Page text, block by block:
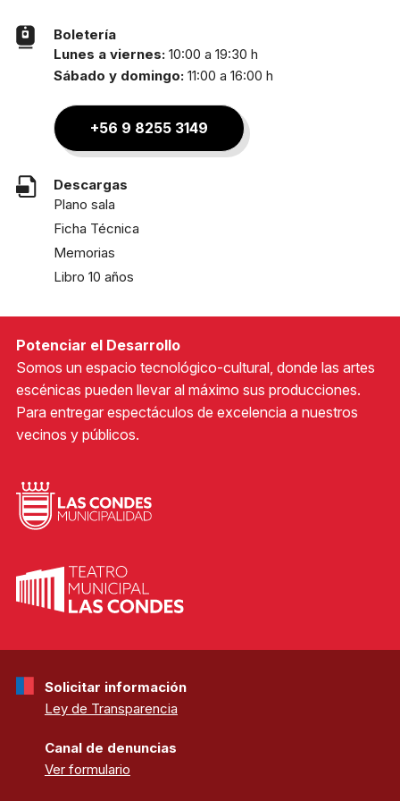
Boletería
Lunes a viernes:10:00 a 19:30 h
Sábado y domingo: 11:00 a 16:00 h
+56 9 8255 3149
Descargas
Plano sala
Ficha Técnica
Memorias
Libro 10 años
Potenciar el Desarrollo
Somos un espacio tecnológico-cultural, donde las artes
escénicas pueden llevar al máximo sus producciones.
Para entregar espectáculos de excelencia a nuestros
vecinos y públicos.
Solicitar información
Ley de Transparencia
Canal de denuncias
Ver formulario